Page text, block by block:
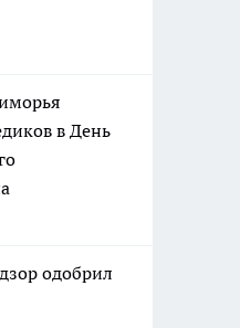
в День
одобрил